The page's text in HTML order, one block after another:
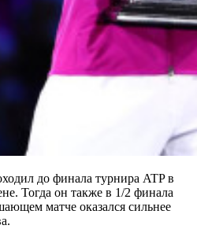
до финала турнира ATP в
Тогда он также в 1/2 финала
матче оказался сильнее